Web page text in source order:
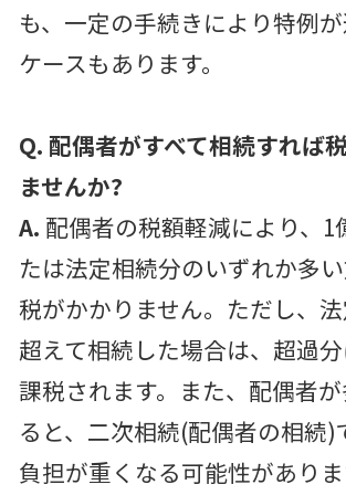
も、一定の手続きにより特例
ケースもあります。
Q. 配偶者がすべて相続すれば
ませんか?
A. 配偶者の税額軽減により、1
たは法定相続分のいずれか多
税がかかりません。ただし、
超えて相続した場合は、超過
課税されます。また、配偶者
ると、二次相続(配偶者の相続)
負担が重くなる可能性があり